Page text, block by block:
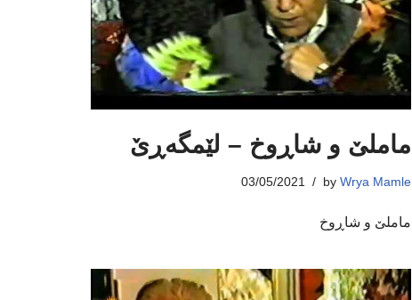
ماملێ و شاڕوخ – لێمگەڕێ
by Wrya Mamle
03/05/2021
ماملێ و شاڕوخ